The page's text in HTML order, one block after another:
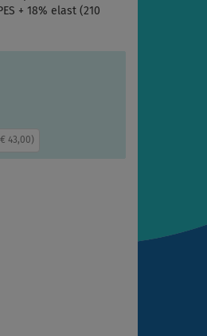
+ 18% elast (210
€ 43,00)